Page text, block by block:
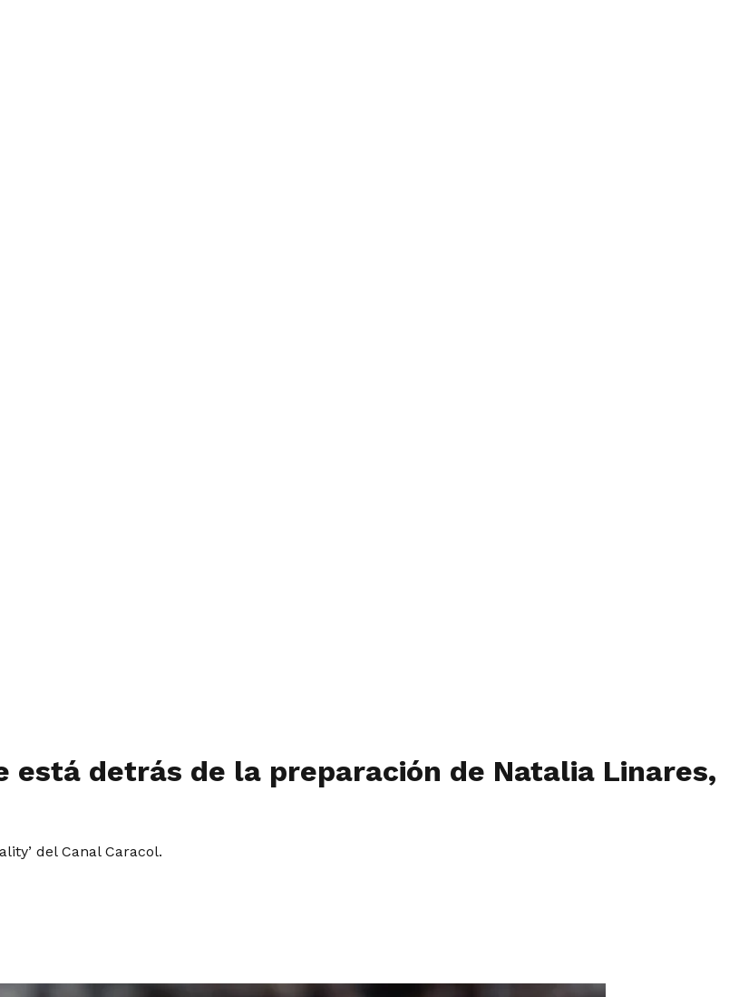
está detrás de la preparación de Natalia Linares,
del Canal Caracol.